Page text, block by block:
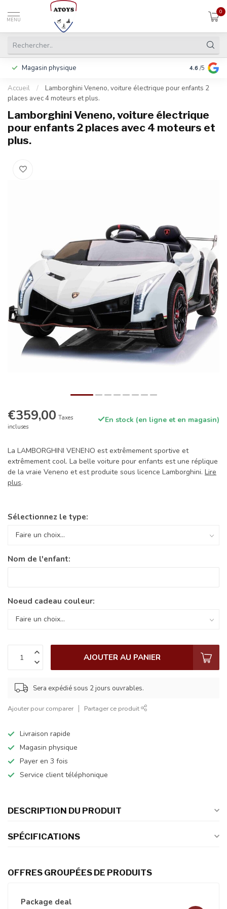
MENU
0
Magasin physique Payer en 3
4.6 /5
Accueil /
Lamborghini Veneno, voiture électrique pour enfants 2
places avec 4 moteurs et plus.
Lamborghini Veneno, voiture électrique
pour enfants 2 places avec 4 moteurs et
plus.
€359,00 Taxes
incluses
En stock (en ligne et en magasin)
La LAMBORGHINI VENENO est extrêmement sportive et
extrêmement cool. La belle voiture pour enfants est une réplique
de la vraie Veneno et est produite sous licence Lamborghini. Lire
plus.
Sélectionnez le type:
Nom de l'enfant:
Noeud cadeau couleur:
AJOUTER AU PANIER
Sera expédié sous 2 jours ouvrables.
Ajouter pour comparer Partager ce produit
Livraison rapide
Magasin physique
Payer en 3 fois
Service client téléphonique
DESCRIPTION DU PRODUIT
SPÉCIFICATIONS
OFFRES GROUPÉES DE PRODUITS
Package deal